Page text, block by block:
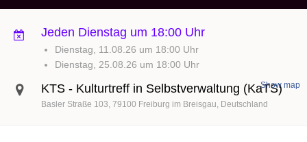
Jeden Dienstag um 18:00 Uhr
Dienstag, 11.08.26 um 18:00 Uhr
Dienstag, 25.08.26 um 18:00 Uhr
KTS - Kulturtreff in Selbstverwaltung (KaTS)
Basler Straße 103 79100 Freiburg im Breisgau Deutschland
Show map